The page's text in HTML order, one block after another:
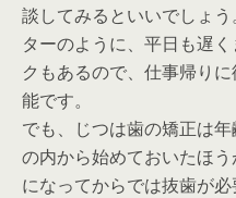
談してみるといいでしょ
ターのように、平日も遅
クもあるので、仕事帰り
能です。
でも、じつは歯の矯正は
の内から始めておいたほ
になってからでは抜歯が